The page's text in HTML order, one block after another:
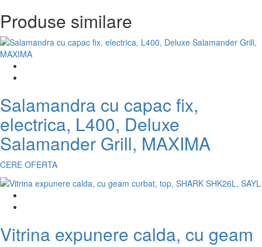
Produse similare
Salamandra cu capac fix,
electrica, L400, Deluxe
Salamander Grill, MAXIMA
CERE OFERTA
Vitrina expunere calda, cu geam